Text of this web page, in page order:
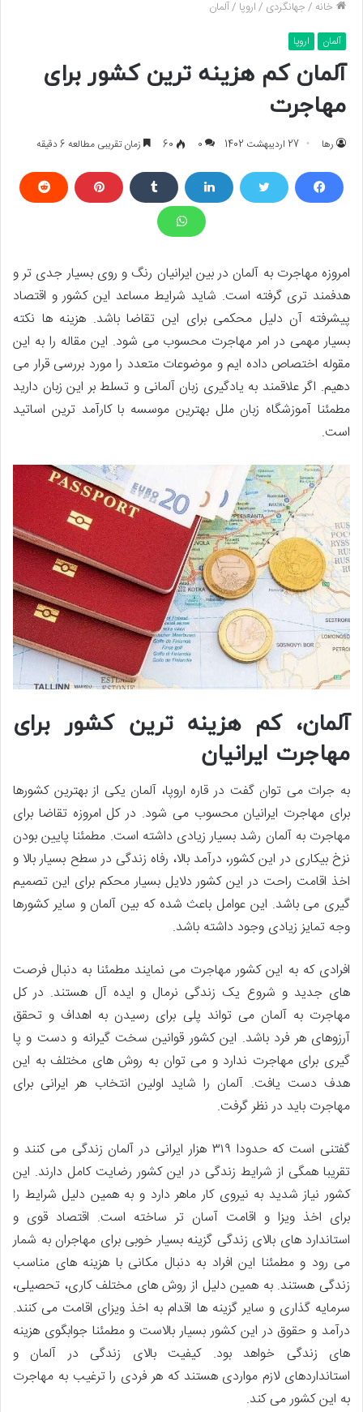
خانه /جهانگردی /اروپا /آلمان
آلمان اروپا
آلمان کم هزینه ترین کشور برای
مهاجرت
رها 27 اردیبهشت 1402 0
60 زمان تقریبی مطالعه 6 دقیقه
امروزه مهاجرت به آلمان در بین ایرانیان رنگ و روی بسیار جدی تر و
هدفمند تری گرفته است. شاید شرایط مساعد این کشور و اقتصاد
پیشرفته آن دلیل محکمی برای این تقاضا باشد. هزینه ها نکته
بسیار مهمی در امر مهاجرت محسوب می شود. این مقاله را به این
مقوله اختصاص داده ایم و موضوعات متعدد را مورد بررسی قرار می
دهیم. اگر علاقمند به یادگیری زبان آلمانی و تسلط بر این زبان دارید
مطمئنا آموزشگاه زبان ملل بهترین موسسه با کارآمد ترین اساتید
است.
آلمان، کم هزینه ترین کشور برای
مهاجرت ایرانیان
به جرات می توان گفت در قاره اروپا، آلمان یکی از بهترین کشورها
برای مهاجرت ایرانیان محسوب می شود. در کل امروزه تقاضا برای
مهاجرت به آلمان رشد بسیار زیادی داشته است. مطمئنا پایین بودن
نزخ بیکاری در این کشور، درآمد بالا، رفاه زندگی در سطح بسیار بالا و
اخذ اقامت راحت در این کشور دلایل بسیار محکم برای این تصمیم
گیری می باشد. این عوامل باعث شده که بین آلمان و سایر کشورها
وجه تمایز زیادی وجود داشته باشد.
افرادی که به این کشور مهاجرت می نمایند مطمئنا به دنبال فرصت
های جدید و شروع یک زندگی نرمال و ایده آل هستند. در کل
مهاجرت به آلمان می تواند پلی برای رسیدن به اهداف و تحقق
آرزوهای هر فرد باشد. این کشور قوانین سخت گیرانه و دست و پا
گیری برای مهاجرت ندارد و می توان به روش های مختلف به این
هدف دست یافت‌. آلمان را شاید اولین انتخاب هر ایرانی برای
مهاجرت باید در نظر گرفت.
گفتنی است که حدودا ۳۱۹ هزار ایرانی در آلمان زندگی می کنند و
تقریبا همگی از شرایط زندگی در این کشور رضایت کامل دارند. این
کشور نیاز شدید به نیروی کار ماهر دارد و به همین دلیل شرایط را
برای اخذ ویزا و اقامت آسان تر ساخته است. اقتصاد قوی و
استاندارد های بالای زندگی گزینه بسیار خوبی برای مهاجران به شمار
می رود و مطمئنا این افراد به دنبال مکانی با هزینه های مناسب
زندگی هستند. به همین دلیل از روش های مختلف کاری، تحصیلی،
سرمایه گذاری و سایر گزینه ها اقدام به اخذ ویزای اقامت می کنند.
درآمد و حقوق در این کشور بسیار بالاست و مطمئنا جوابگوی هزینه
های زندگی خواهد بود. کیفیت بالای زندگی در آلمان و
استانداردهای لازم مواردی هستند که هر فردی را ترغیب به مهاجرت
به این کشور می کند.